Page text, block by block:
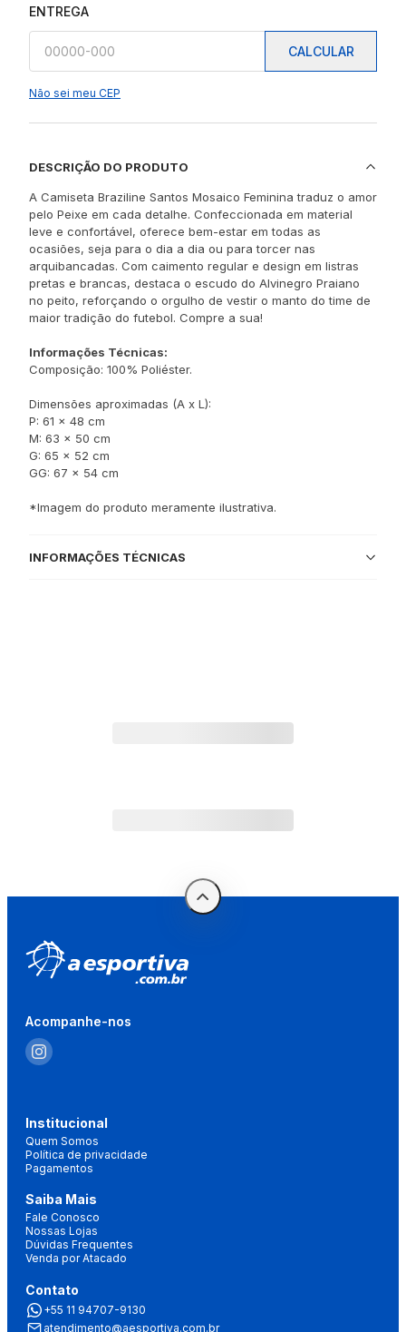
ENTREGA
CALCULAR
Não sei meu CEP
DESCRIÇÃO DO PRODUTO
A Camiseta Braziline Santos Mosaico Feminina traduz o amor
pelo Peixe em cada detalhe. Confeccionada em material
leve e confortável, oferece bem-estar em todas as
ocasiões, seja para o dia a dia ou para torcer nas
arquibancadas. Com caimento regular e design em listras
pretas e brancas, destaca o escudo do Alvinegro Praiano
no peito, reforçando o orgulho de vestir o manto do time de
maior tradição do futebol. Compre a sua!
Informações Técnicas:
Composição: 100% Poliéster.
Dimensões aproximadas (A x L):
P: 61 x 48 cm
M: 63 x 50 cm
G: 65 x 52 cm
GG: 67 x 54 cm
*Imagem do produto meramente ilustrativa.
INFORMAÇÕES TÉCNICAS
Acompanhe-nos
Institucional
Quem Somos
Política de privacidade
Pagamentos
Saiba Mais
Fale Conosco
Nossas Lojas
Dúvidas Frequentes
Venda por Atacado
Contato
+55 11 94707-9130
atendimento@aesportiva.com.br